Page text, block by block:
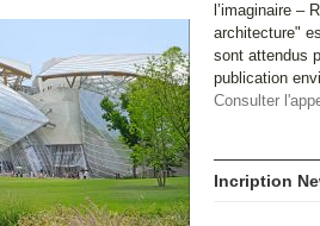
l’imaginaire –
architecture"
sont attendus
publication
Consulter
Incription